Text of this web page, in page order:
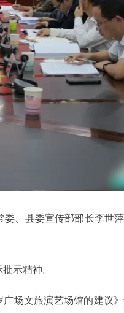
、县委宣传部部长李世
示精神。
场文旅演艺场馆的建议